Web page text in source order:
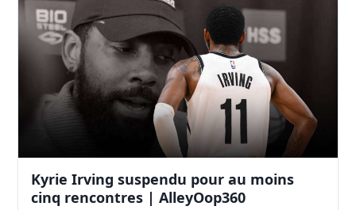
Kyrie Irving suspendu pour au moins
cinq rencontres | AlleyOop360